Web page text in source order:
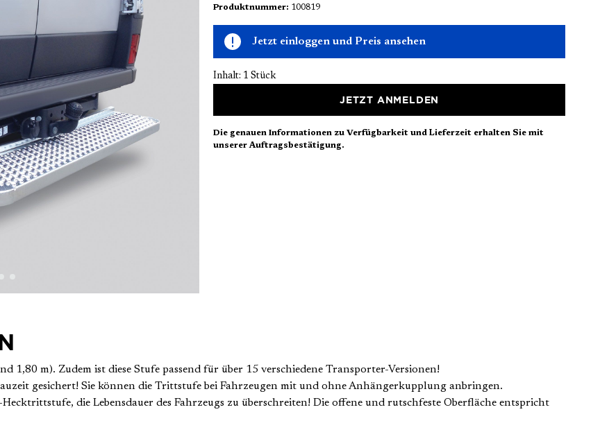
Produktnummer: 100819
Jetzt einloggen und Preis ansehen
Inhalt: 1 Stück
JETZT ANMELDEN
Die genauen Informationen zu Verfügbarkeit und Lieferzeit erhalten Sie mit
unserer Auftragsbestätigung.
1,80 m). Zudem ist diese Stufe passend für über 15 verschiedene Transporter-Versionen!
gesichert! Sie können die Trittstufe bei Fahrzeugen mit und ohne Anhängerkupplung anbringen.
die Lebensdauer des Fahrzeugs zu überschreiten! Die offene und rutschfeste Oberfläche entspricht